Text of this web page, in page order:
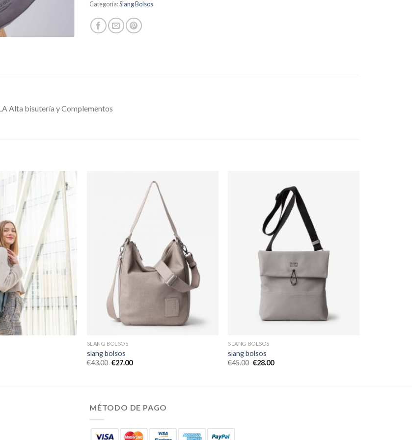
Categoría:Slang Bolsos
Alta bisutería y Complementos
SLANG BOLSOS
slang bolsos
€43.00 €27.00
SLANG BOLSOS
slang bolsos
€45.00 €28.00
MÉTODO DE PAGO